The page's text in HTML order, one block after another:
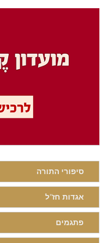
סיפורי התורה
אגדות חז"ל
פתגמים